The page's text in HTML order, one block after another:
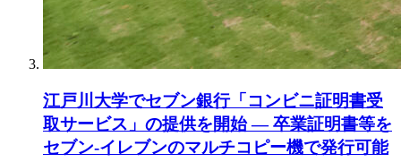
江戸川大学でセブン銀行「コンビニ証明書受
取サービス」の提供を開始 ― 卒業証明書等を
セブン-イレブンのマルチコピー機で発行可能